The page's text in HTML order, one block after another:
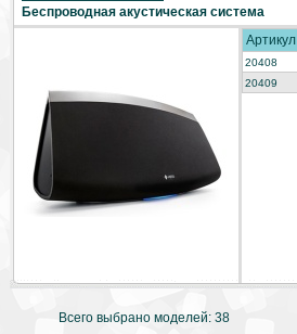
Беспроводная акустическая система
Артикул
20408
20409
Всего выбрано моделей: 38